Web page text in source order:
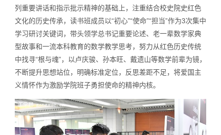
列重要讲话和指示批示精神的基础上，注重结合校史院史红色
文化的历史传承，读书班成员以“初心”“使命”“担当”作为3次集中
学习研讨关键词，带头领学总书记重要论述、老一辈数学家典
型故事和一流本科教育的数学教学思考，努力从红色历史传统
中找寻“根与魂”，以卢庆骏、孙本旺、戴遗山等数学前辈为镜，
不断提升思想站位，明确标准定位，反思差距不足，将爱国主
义情怀作为激励学院班子勇担使命的精神内核。